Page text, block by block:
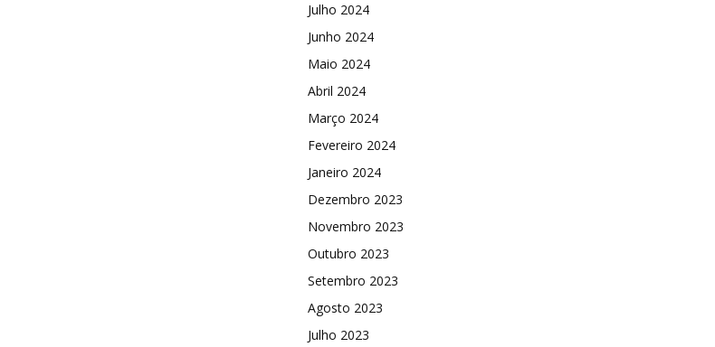
Julho 2024
Junho 2024
Maio 2024
Abril 2024
Março 2024
Fevereiro 2024
Janeiro 2024
Dezembro 2023
Novembro 2023
Outubro 2023
Setembro 2023
Agosto 2023
Julho 2023